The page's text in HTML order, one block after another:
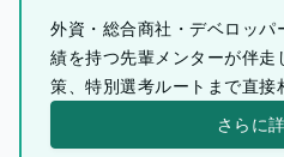
外資・総合商社・デベロッ
績を持つ先輩メンターが伴
策、特別選考ルートまで直接
さらに